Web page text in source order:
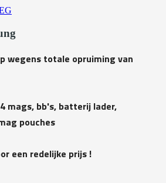
wegens totale opruiming van
mags, bb's, batterij lader,
pouches
een redelijke prijs !